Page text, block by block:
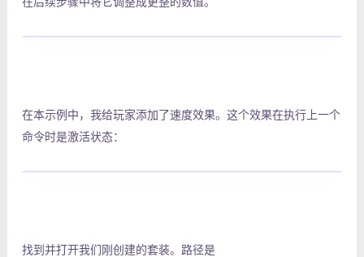
在本示例中，我给玩家添加了速度效果。这个效果在执行上一个
命令时是激活状态：
找到并打开我们刚创建的套装。路径是